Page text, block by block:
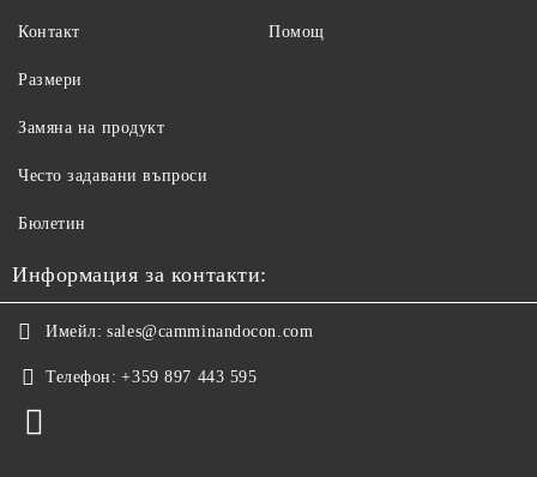
Контакт Помощ
Размери
Замяна на продукт
Често задавани въпроси
Бюлетин
Информация за контакти:
Имейл: sales@camminandocon.com
Телефон: +359 897 443 595